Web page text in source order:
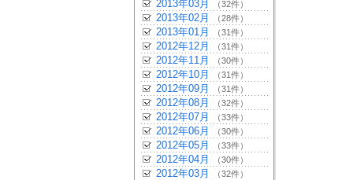
2013年03月 （32件）
2013年02月 （28件）
2013年01月 （31件）
2012年12月 （31件）
2012年11月 （30件）
2012年10月 （31件）
2012年09月 （31件）
2012年08月 （32件）
2012年07月 （33件）
2012年06月 （30件）
2012年05月 （33件）
2012年04月 （30件）
2012年03月 （32件）